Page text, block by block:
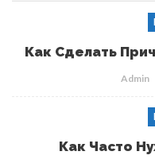
Как Сделать
Admin
Как Часто